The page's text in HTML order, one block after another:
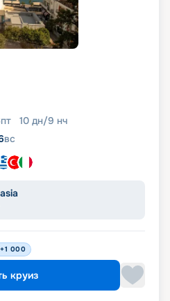
пт 10 дн/9 нч
вс
+1 000
круиз